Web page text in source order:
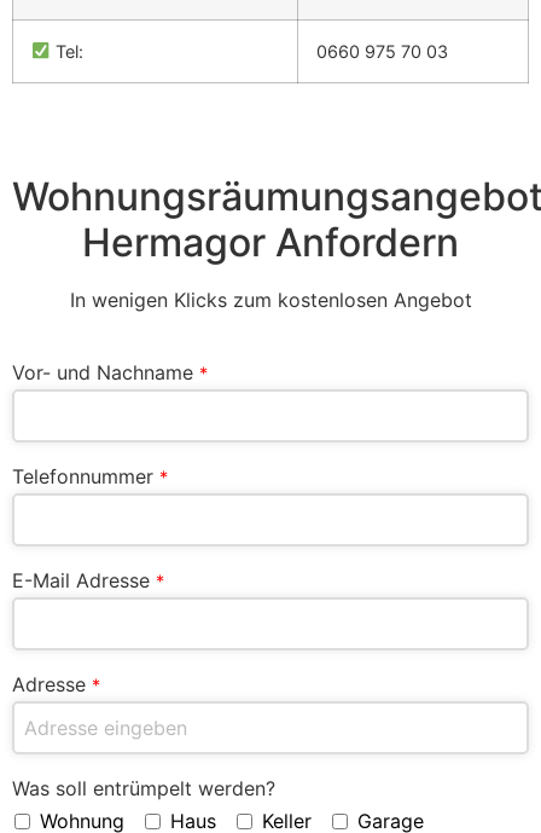
Tel: 0660 975 70 03
Hermagor Anfordern
In wenigen Klicks zum kostenlosen Angebot
Vor- und Nachname *
Telefonnummer *
E-Mail Adresse *
Adresse *
Was soll entrümpelt werden?
Wohnung
Haus Keller Garage